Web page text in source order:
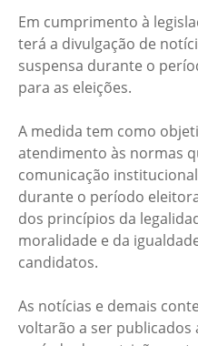
Em cumprimento à
terá a divulgação de
suspensa durante o
para as eleições.
A medida tem como
atendimento às normas
comunicação
durante o período
dos princípios da
moralidade e da
candidatos.
As notícias e demais
voltarão a ser